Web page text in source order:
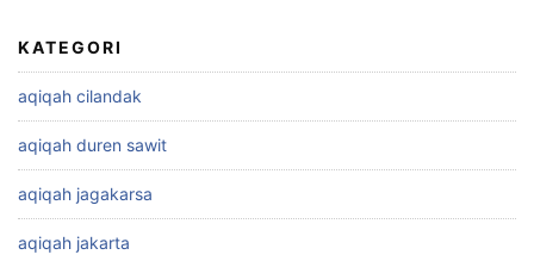
KATEGORI
aqiqah cilandak
aqiqah duren sawit
aqiqah jagakarsa
aqiqah jakarta